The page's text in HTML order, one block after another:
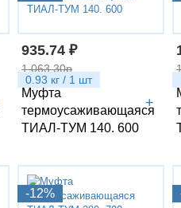
0.93 кг / 1 шт
935.74 ₽
+
1 063.30р
Муфта
термоусаживающаяся
ТИАЛ-ТУМ 140. 600
-12%